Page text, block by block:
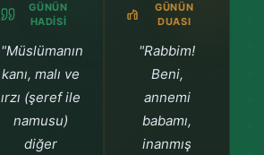
GÜNÜN
HADISI
"Müslümanın
kanı, malı ve
ırzı (şeref ile
namusu)
diğer
GÜNÜN
DUASI
"Rabbim!
Beni,
annemi
babamı,
inanmış